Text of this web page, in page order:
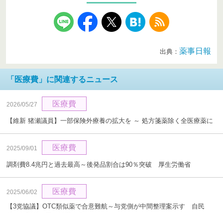
出典： 薬事日報
「医療費」に関連するニュース
2026/05/27 医療費
【維新 猪瀬議員】一部保険外療養の拡大を ～ 処方箋薬除く全医療薬に
2025/09/01 医療費
調剤費8.4兆円と過去最高～後発品割合は90％突破 厚生労働省
2025/06/02 医療費
【3党協議】OTC類似薬で合意難航～与党側が中間整理案示す 自民